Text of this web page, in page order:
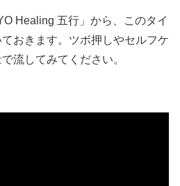
Healing 五行」から、このタイ
おきます。ツボ押しやセルフケ
流してみてください。